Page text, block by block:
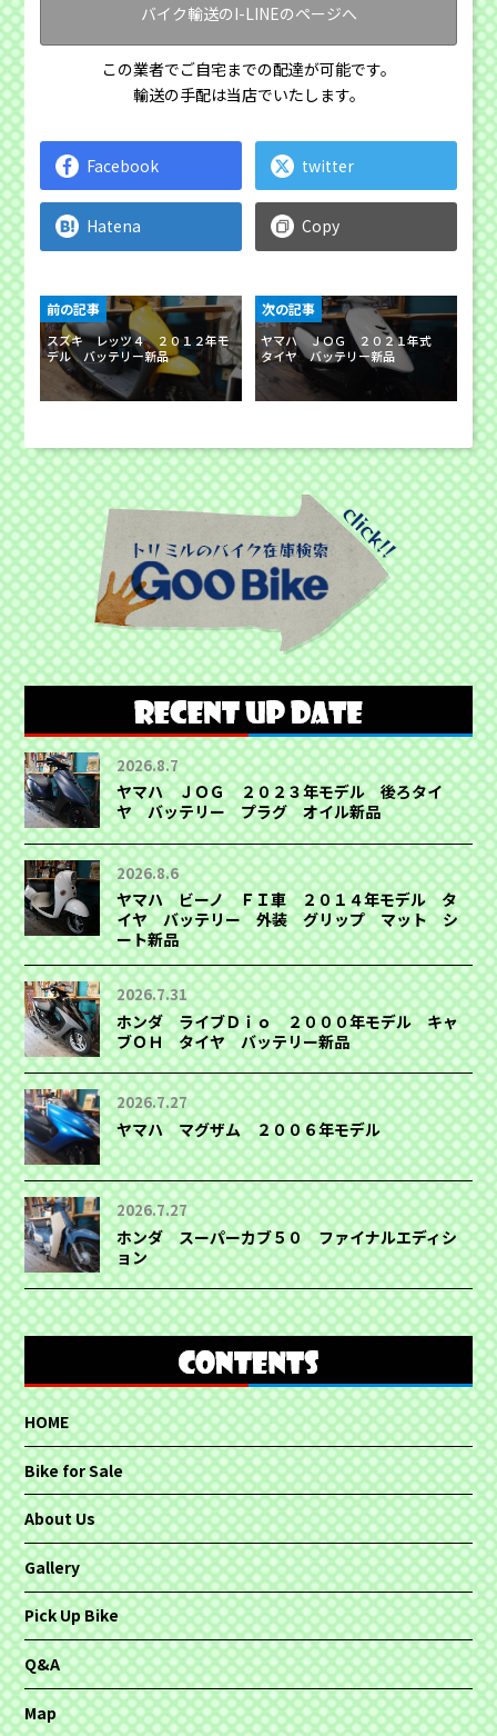
バイク輸送のI-LINEのページへ
この業者でご自宅までの配達が可能です。
輸送の手配は当店でいたします。
Facebook twitter
Hatena Copy
スズキ レッツ４ ２０１２年モ
デル バッテリー新品
前の記事
ヤマハ ＪＯＧ ２０２１年式
タイヤ バッテリー新品
次の記事
2026.8.7
ヤマハ ＪＯＧ ２０２３年モデル 後ろタイ
ヤ バッテリー プラグ オイル新品
2026.8.6
ヤマハ ビーノ ＦＩ車 ２０１４年モデル タ
イヤ バッテリー 外装 グリップ マット シ
ート新品
2026.7.31
ホンダ ライブＤｉｏ ２０００年モデル キャ
ブＯＨ タイヤ バッテリー新品
2026.7.27
ヤマハ マグザム ２００６年モデル
2026.7.27
ホンダ スーパーカブ５０ ファイナルエディシ
ョン
HOME
Bike for Sale
About Us
Gallery
Pick Up Bike
Q&A
Map